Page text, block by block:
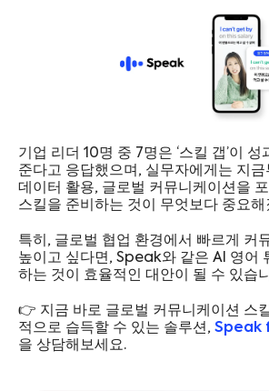
기업 리더 10명 중 7명은 ‘스킬 갭’이
준다고 응답했으며, 실무자에게는 지
데이터 활용, 글로벌 커뮤니케이션을
스킬을 준비하는 것이 무엇보다 중요해
특히, 글로벌 협업 환경에서 빠르게 커
높이고 싶다면, Speak와 같은 AI 영어
하는 것이 효율적인 대안이 될 수 있습
👉 지금 바로 글로벌 커뮤니케이션 스
적으로 습득할 수 있는 솔루션, Speak
을 상담해보세요.